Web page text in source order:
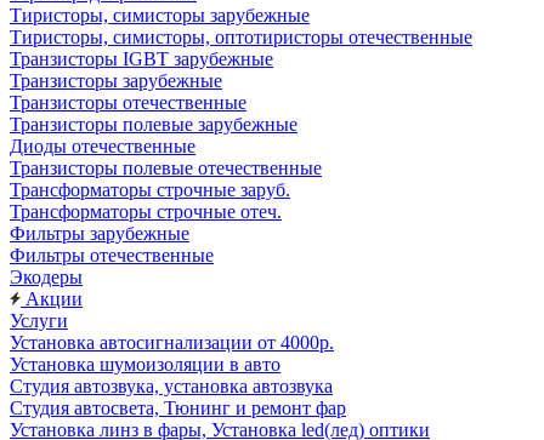
Тиристоры, симисторы зарубежные
Тиристоры, симисторы, оптотиристоры отечественные
Транзисторы IGBT зарубежные
Транзисторы зарубежные
Транзисторы отечественные
Транзисторы полевые зарубежные
Диоды отечественные
Транзисторы полевые отечественные
Трансформаторы строчные заруб.
Трансформаторы строчные отеч.
Фильтры зарубежные
Фильтры отечественные
Экодеры
Акции
Услуги
Установка автосигнализации от 4000р.
Установка шумоизоляции в авто
Студия автозвука, установка автозвука
Студия автосвета, Тюнинг и ремонт фар
Установка линз в фары, Установка led(лед) оптики